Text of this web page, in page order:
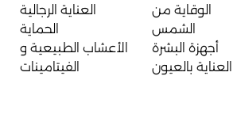
الوقاية من
الشمس
أجهزة البشرة
العناية بالعيون
العناية الرجالية
الحماية
الأعشاب الطبيعية و
الفيتامينات